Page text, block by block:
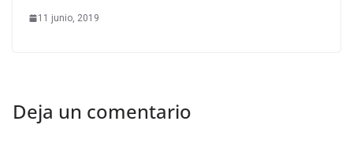
11 junio, 2019
Deja un comentario